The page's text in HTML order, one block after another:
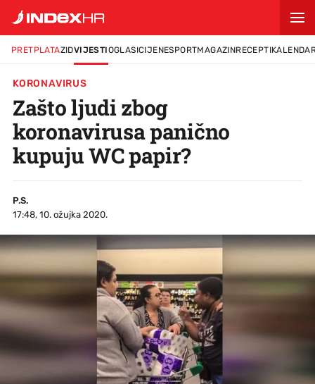
PRETPLATAZIDVIJESTIOGLASICIJENESPORTMAGAZINRECEPTI
KORONAVIRUS
Zašto ljudi zbog
koronavirusa panično
kupuju WC papir?
P.S.
17:48, 10. ožujka 2020.